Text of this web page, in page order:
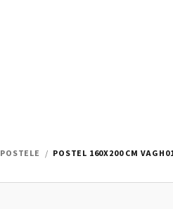
POSTELE / POSTEL 160X200 CM